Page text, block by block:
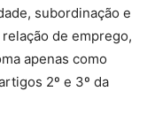
subordinação e
de emprego,
apenas como
2º e 3º da